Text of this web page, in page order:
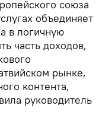
союза
объединяет
в логичную
часть доходов,
рынке,
контента,
руководитель